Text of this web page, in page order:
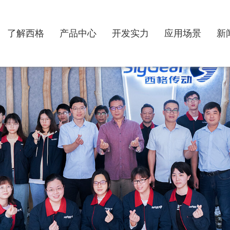
了解西格 产品中心 开发实力 应用场景 新